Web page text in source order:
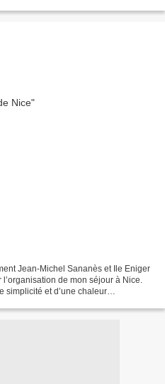
Jean-Michel Sananès et Ile Eniger
de mon séjour à Nice.
simplicité et d’une chaleur